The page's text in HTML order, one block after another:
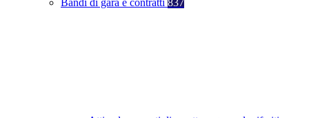
Bandi di gara e contratti 837